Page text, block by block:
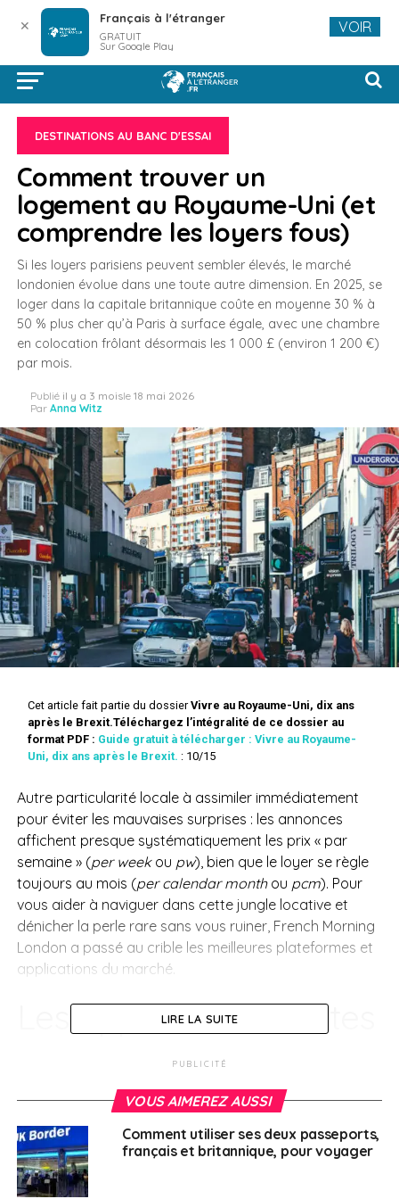
DESTINATIONS AU BANC D'ESSAI
Comment trouver un
logement au Royaume-Uni (et
comprendre les loyers fous)
Si les loyers parisiens peuvent sembler élevés, le marché
londonien évolue dans une toute autre dimension. En 2025, se
loger dans la capitale britannique coûte en moyenne 30 % à
50 % plus cher qu’à Paris à surface égale, avec une chambre
en colocation frôlant désormais les 1 000 £ (environ 1 200 €)
par mois.
Publié il y a 3 moisle 18 mai 2026
Par Anna Witz
Cet article fait partie du dossierVivre au Royaume-Uni, dix ans
après le Brexit.Téléchargez l’intégralité de ce dossier au
format PDF : Guide gratuit à télécharger : Vivre au Royaume-
Uni, dix ans après le Brexit. : 10/15
Autre particularité locale à assimiler immédiatement
pour éviter les mauvaises surprises : les annonces
affichent presque systématiquement les prix « par
semaine » (per weekou pw), bien que le loyer se règle
toujours au mois (per calendar monthou pcm). Pour
vous aider à naviguer dans cette jungle locative et
dénicher la perle rare sans vous ruiner, French Morning
London a passé au crible les meilleures plateformes et
applications du marché.
Les applications et sites
incontournables
> Spareroom
SpareRoom
LIRE LA SUITE
PUBLICITÉ
VOUS AIMEREZ AUSSI
Comment utiliser ses deux passeports,
français et britannique, pour voyager
✕ Français à l'étranger
GRATUIT
Sur Google Play
VOIR